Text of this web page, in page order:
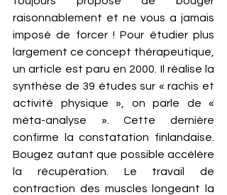
raisonnablement et ne vous a jamais
imposé de forcer ! Pour étudier plus
largement ce concept thérapeutique,
un article est paru en 2000. Il réalise la
synthèse de 39 études sur « rachis et
activité physique », on parle de «
méta-analyse ». Cette dernière
confirme la constatation finlandaise.
Bougez autant que possible accélère
la récupération. Le travail de
contraction des muscles longeant la